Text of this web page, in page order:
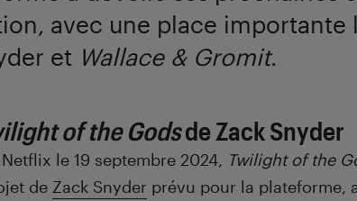
avec une place importante
et Wallace & Gromit.
of the Godsde Zack Snyder
le 19 septembre 2024, Twilight of the
de Zack Snyder prévu pour la plateforme,